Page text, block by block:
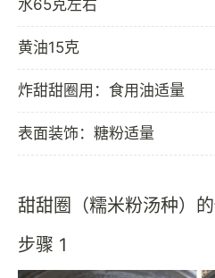
水65克左右
黄油15克
炸甜甜圈用：食用油适量
表面装饰：糖粉适量
甜甜圈（糯米粉汤种）
步骤 1